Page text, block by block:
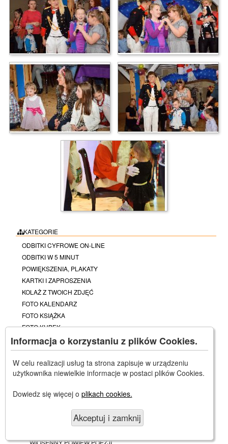
Informacja o korzystaniu z plików Cookies.
W celu realizacji usług ta strona zapisuje w urządzeniu
użytkownika niewielkie informacje w postaci plików Cookies.
Dowiedz się więcej o plikach cookies.
Akceptuj i zamknij
KATEGORIE
ODBITKI CYFROWE ON-LINE
ODBITKI W 5 MINUT
POWIĘKSZENIA, PLAKATY
KARTKI I ZAPROSZENIA
KOLAŻ Z TWOICH ZDJĘĆ
FOTO KALENDARZ
FOTO KSIĄŻKA
FOTO KUBEK
FOTO KOSZULKA, POLO
FOTO OBRAZ, ZDJĘCIE NA PŁÓTNIE
POZOSTAŁE FOTO GADŻETY
DINOGADŻETY ZE ZDJĘCIEM
VHS, 8MM NA DVD
KSERO, DRUK, SKAN, FAX
+FOTOGRAF LĘBORK - STUDIO I REPORTAŻ
WIOSENNY POWIEW POEZJI